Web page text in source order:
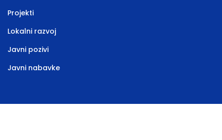
Projekti
Lokalni razvoj
Javni pozivi
Javni nabavke